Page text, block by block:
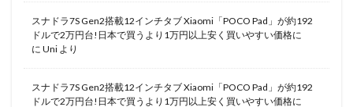
スナドラ7S Gen2搭載12インチタブ Xiaomi「POCO Pad」が約192
ドルで2万円台!日本で買うより1万円以上安く買いやすい価格に
に Uni より
スナドラ7S Gen2搭載12インチタブ Xiaomi「POCO Pad」が約192
ドルで2万円台!日本で買うより1万円以上安く買いやすい価格に